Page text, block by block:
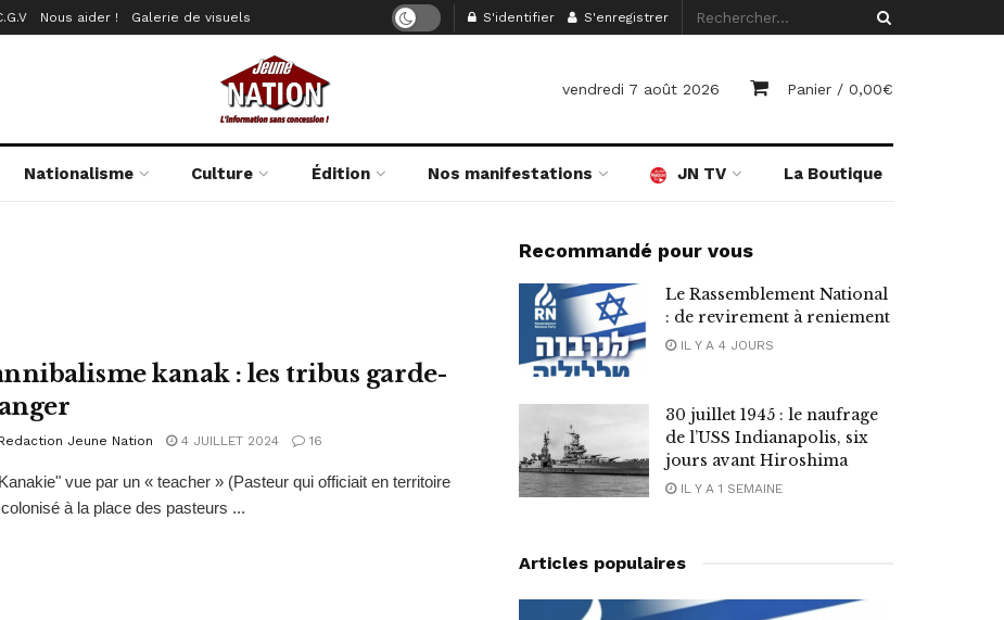
Nous aider ! Galerie de visuels S'identifier S'enregistrer
vendredi 7 août 2026 Panier / 0,00€
Nationalisme Culture Édition Nos manifestations JN TV La Boutique
kanak : les tribus garde-
Jeune Nation 4 JUILLET 2024 16
vue par un « teacher » (Pasteur qui officiait en territoire
à la place des pasteurs ...
Recommandé pour vous
Le Rassemblement National
: de revirement à reniement
IL Y A 4 JOURS
30 juillet 1945 : le naufrage
de l’USS Indianapolis, six
jours avant Hiroshima
IL Y A 1 SEMAINE
Articles populaires